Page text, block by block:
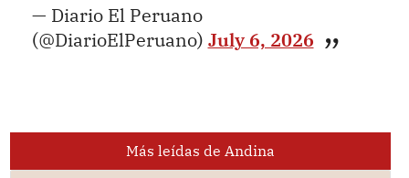
— Diario El Peruano
(@DiarioElPeruano) July 6, 2026
Más leídas de Andina